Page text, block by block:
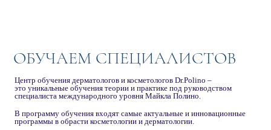
ОБУЧАЕМ СПЕЦИАЛИСТОВ
Центр обучения дерматологов и косметологов Dr.Polino –
это уникальные обучения теории и практике под руководством
специалиста международного уровня Майкла Полино.
В программу обучения входят самые актуальные и инновационные
программы в обрасти косметологии и дерматологии.